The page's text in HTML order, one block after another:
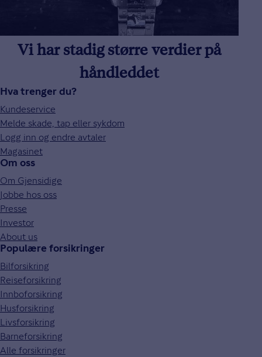
Vi har stadig større verdier på
håndleddet
Hva trenger du?
Kundeservice
Melde skade, tap eller sykdom
Logg inn og endre avtaler
Magasinet
Om oss
Om Gjensidige
Jobbe hos oss
Presse
Investor
About us
Populære forsikringer
Bilforsikring
Reiseforsikring
Innboforsikring
Husforsikring
Livsforsikring
Barneforsikring
Alle forsikringer